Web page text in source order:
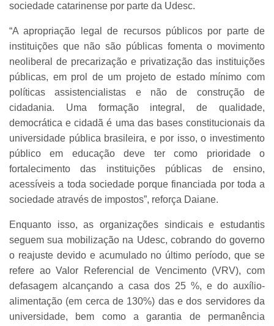
sociedade catarinense por parte da Udesc.
“A apropriação legal de recursos públicos por parte de
instituições que não são públicas fomenta o movimento
neoliberal de precarização e privatização das instituições
públicas, em prol de um projeto de estado mínimo com
políticas assistencialistas e não de construção de
cidadania. Uma formação integral, de qualidade,
democrática e cidadã é uma das bases constitucionais da
universidade pública brasileira, e por isso, o investimento
público em educação deve ter como prioridade o
fortalecimento das instituições públicas de ensino,
acessíveis a toda sociedade porque financiada por toda a
sociedade através de impostos”, reforça Daiane.
Enquanto isso, as organizações sindicais e estudantis
seguem sua mobilização na Udesc, cobrando do governo
o reajuste devido e acumulado no último período, que se
refere ao Valor Referencial de Vencimento (VRV), com
defasagem alcançando a casa dos 25 %, e do auxílio-
alimentação (em cerca de 130%) das e dos servidores da
universidade, bem como a garantia de permanência